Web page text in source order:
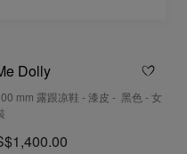
Dolly
mm 露跟凉鞋 - 漆皮 - 黑色 - 女